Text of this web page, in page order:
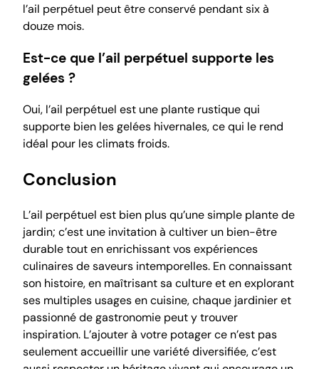
l’ail perpétuel peut être conservé pendant six à
douze mois.
Est-ce que l’ail perpétuel supporte les
gelées ?
Oui, l’ail perpétuel est une plante rustique qui
supporte bien les gelées hivernales, ce qui le rend
idéal pour les climats froids.
Conclusion
L’ail perpétuel est bien plus qu’une simple plante de
jardin; c’est une invitation à cultiver un bien-être
durable tout en enrichissant vos expériences
culinaires de saveurs intemporelles. En connaissant
son histoire, en maîtrisant sa culture et en explorant
ses multiples usages en cuisine, chaque jardinier et
passionné de gastronomie peut y trouver
inspiration. L’ajouter à votre potager ce n’est pas
seulement accueillir une variété diversifiée, c’est